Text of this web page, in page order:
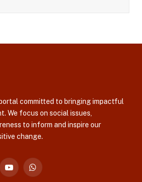
committed to bringing impactful
We focus on social issues,
to inform and inspire our
change.
YouTubeWhatsApp